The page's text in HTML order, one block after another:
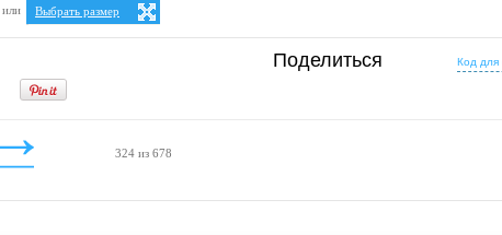
или
Выбрать размер
Ваше разрешение:Не определено
1600x1280
4:3
1400x1050
16:10
1280x800
Поделиться Код
324 из 678